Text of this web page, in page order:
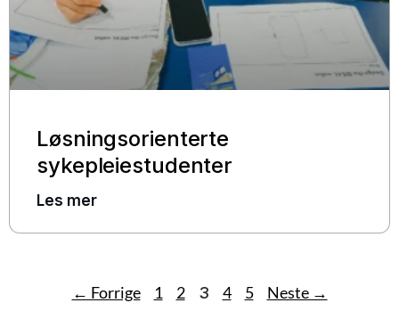
Løsningsorienterte
sykepleiestudenter
Les mer
← Forrige 1 2 3 4 5 Neste →